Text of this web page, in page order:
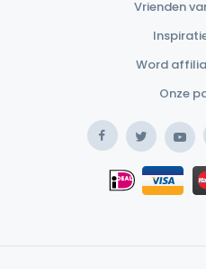
Vrienden
Word
Onze
FacebookTwitter
iDEAL